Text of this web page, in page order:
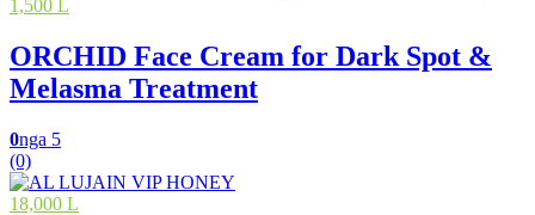
1,500 L
ORCHID Face Cream for Dark Spot &
Melasma Treatment
0nga 5
(0)
18,000 L